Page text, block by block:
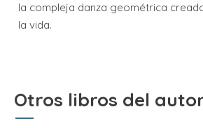
la compleja danza geométrica
la vida.
Otros libros del